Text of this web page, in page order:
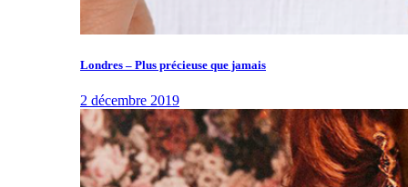
Londres – Plus précieuse que jamais
2 décembre 2019